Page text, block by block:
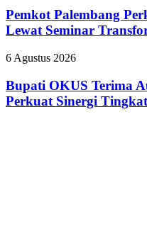
Perkuat
Daya
Saing
Lewat
Transformasi
Digital
Pemkot Palembang
Lewat Seminar
Bupati
Terima
Audiensi
Kepala
6 Agustus 2026
Bupati OKUS Terima
Perkuat Sinergi